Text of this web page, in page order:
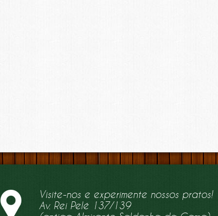
Visite-nos e experimente nossos pratos!
Av. Rei Pelé 137/139